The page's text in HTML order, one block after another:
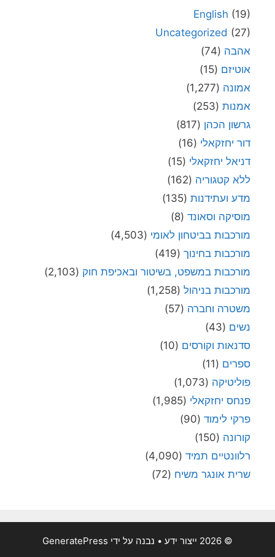
English (19)
Uncategorized (27)
אהבה (74)
אוטיזם (15)
אמונה (1,277)
אמנות (253)
גרשון הכהן (817)
דור יחזקאלי (16)
דניאל יחזקאלי (15)
ללא קטגוריה (162)
מדע ועתידנות (135)
מוסיקה וסאונד (8)
מורכבות בביטחון לאומי (4,503)
מורכבות בחינוך (419)
מורכבות במשפט, בשיטור ובאכיפת חוק (2,103)
מורכבות בניהול (1,258)
משטרה וחברה (57)
נשים (43)
סדנאות וקורסים (10)
ספרים (11)
פוליטיקה (1,073)
פנחס יחזקאלי (1,985)
פרקי לימוד (90)
קורונה (150)
רלוונטיים תמיד (4,090)
שרית אונגר משיח (72)
© 2026 ייצור ידע • נבנה על ידי GeneratePress